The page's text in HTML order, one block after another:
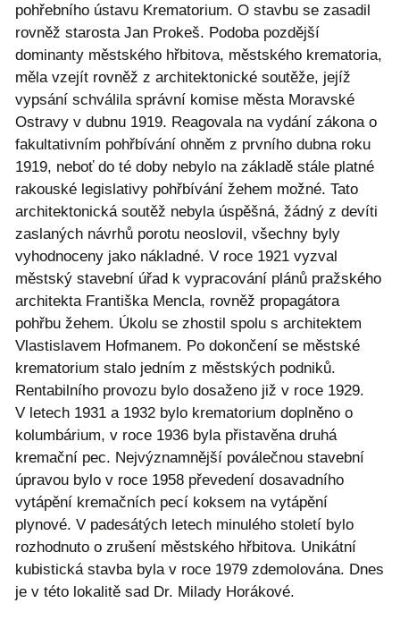
pohřebního ústavu Krematorium. O stavbu se zasadil
rovněž starosta Jan Prokeš. Podoba pozdější
dominanty městského hřbitova, městského krematoria,
měla vzejít rovněž z architektonické soutěže, jejíž
vypsání schválila správní komise města Moravské
Ostravy v dubnu 1919. Reagovala na vydání zákona o
fakultativním pohřbívání ohněm z prvního dubna roku
1919, neboť do té doby nebylo na základě stále platné
rakouské legislativy pohřbívání žehem možné. Tato
architektonická soutěž nebyla úspěšná, žádný z devíti
zaslaných návrhů porotu neoslovil, všechny byly
vyhodnoceny jako nákladné. V roce 1921 vyzval
městský stavební úřad k vypracování plánů pražského
architekta Františka Mencla, rovněž propagátora
pohřbu žehem. Úkolu se zhostil spolu s architektem
Vlastislavem Hofmanem. Po dokončení se městské
krematorium stalo jedním z městských podniků.
Rentabilního provozu bylo dosaženo již v roce 1929.
V letech 1931 a 1932 bylo krematorium doplněno o
kolumbárium, v roce 1936 byla přistavěna druhá
kremační pec. Nejvýznamnější poválečnou stavební
úpravou bylo v roce 1958 převedení dosavadního
vytápění kremačních pecí koksem na vytápění
plynové. V padesátých letech minulého století bylo
rozhodnuto o zrušení městského hřbitova. Unikátní
kubistická stavba byla v roce 1979 zdemolována. Dnes
je v této lokalitě sad Dr. Milady Horákové.